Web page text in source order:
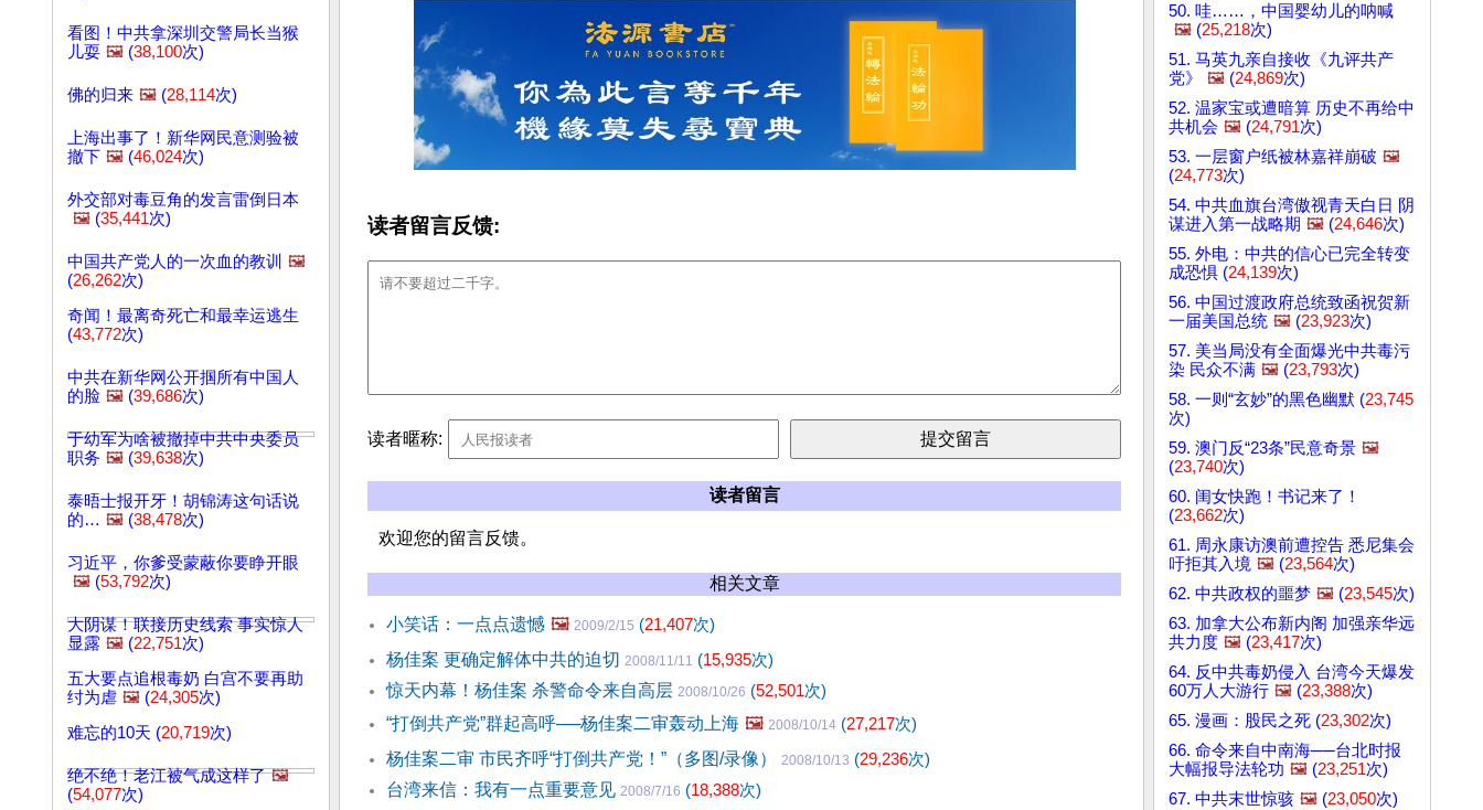
看图！中共拿深圳交警局长当猴
儿耍 🖼️ (38,100次)
佛的归来 🖼️ (28,114次)
上海出事了！新华网民意测验被
撤下 🖼️ (46,024次)
外交部对毒豆角的发言雷倒日本
🖼️ (35,441次)
中国共产党人的一次血的教训
🖼️
(26,262次)
奇闻！最离奇死亡和最幸运逃生
(43,772次)
中共在新华网公开掴所有中国人
的脸 🖼️ (39,686次)
于幼军为啥被撤掉中共中央委员
职务 🖼️ (39,638次)
泰晤士报开牙！胡锦涛这句话说
的… 🖼️ (38,478次)
习近平，你爹受蒙蔽你要睁开眼
🖼️ (53,792次)
大阴谋！联接历史线索 事实惊人
显露 🖼️ (22,751次)
五大要点追根毒奶 白宫不要再助
纣为虐 🖼️ (24,305次)
难忘的10天 (20,719次)
绝不绝！老江被气成这样了 🖼️
(54,077次)
读者留言反馈:
读者暱称:
读者留言
欢迎您的留言反馈。
相关文章
小笑话：一点点遗憾 🖼️ 2009/2/15 (21,407次)
杨佳案 更确定解体中共的迫切 2008/11/11 (15,935次)
惊天内幕！杨佳案 杀警命令来自高层 2008/10/26 (52,501次)
“打倒共产党”群起高呼──杨佳案二审轰动上海 🖼️ 2008/10/14 (27,217次)
杨佳案二审 市民齐呼“打倒共产党！”（多图/录像）
2008/10/13 (29,236次)
台湾来信：我有一点重要意见 2008/7/16 (18,388次)
50. 哇……，中国婴幼儿的呐喊
🖼️ (25,218次)
51. 马英九亲自接收《九评共产
党》
🖼️ (24,869次)
52. 温家宝或遭暗算 历史不再给中
共机会 🖼️ (24,791次)
53. 一层窗户纸被林嘉祥崩破 🖼️
(24,773次)
54. 中共血旗台湾傲视青天白日 阴
谋进入第一战略期 🖼️ (24,646次)
55. 外电：中共的信心已完全转变
成恐惧 (24,139次)
56. 中国过渡政府总统致函祝贺新
一届美国总统 🖼️ (23,923次)
57. 美当局没有全面爆光中共毒污
染 民众不满 🖼️ (23,793次)
58. 一则“玄妙”的黑色幽默 (23,745
次)
59. 澳门反“23条”民意奇景 🖼️
(23,740次)
60. 闺女快跑！书记来了！
(23,662次)
61. 周永康访澳前遭控告 悉尼集会
吁拒其入境 🖼️ (23,564次)
62. 中共政权的噩梦 🖼️ (23,545次)
63. 加拿大公布新内阁 加强亲华远
共力度 🖼️ (23,417次)
64. 反中共毒奶侵入 台湾今天爆发
60万人大游行 🖼️ (23,388次)
65. 漫画：股民之死 (23,302次)
66. 命令来自中南海──台北时报
大幅报导法轮功 🖼️ (23,251次)
67. 中共末世惊骇 🖼️ (23,050次)